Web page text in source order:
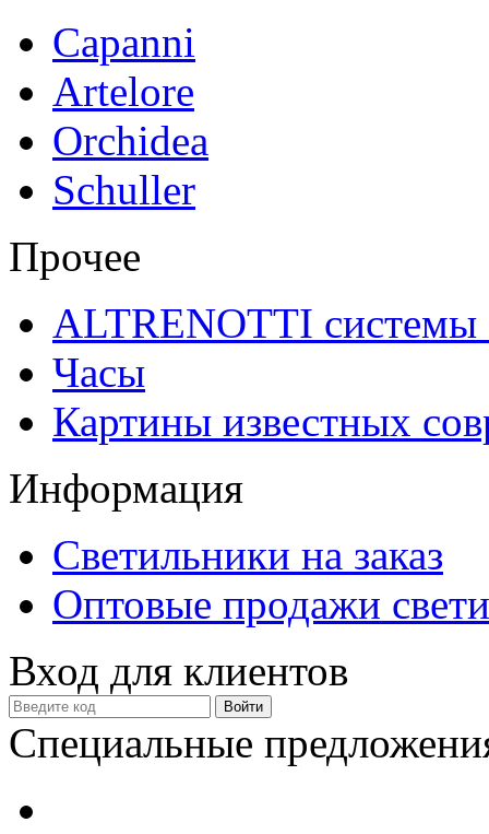
Capanni
Artelore
Orchidea
Schuller
Прочее
ALTRENOTTI системы
Часы
Картины известных
Информация
Светильники на заказ
Оптовые продажи
Вход для клиентов
Специальные